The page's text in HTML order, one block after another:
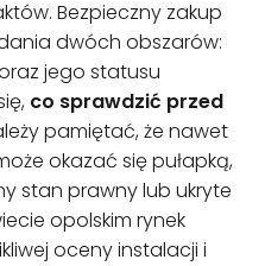
Bezpieczny zakup
dwóch obszarów:
jego statusu
co sprawdzić przed
pamiętać, że nawet
okazać się pułapką,
stan prawny lub ukryte
opolskim rynek
oceny instalacji i